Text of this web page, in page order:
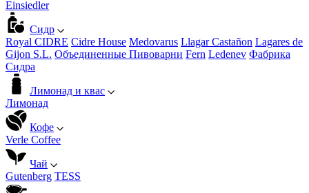
Einsiedler
Сидр
Royal CIDRE Cidre House Medovarus Llagar Castañon Lagares de
Gijon S.L. Объединенные Пивоварни Fern Ledenev Фабрика
Сидра
Лимонад и квас
Лимонад
Кофе
Verle Coffee
Чай
Gutenberg TESS